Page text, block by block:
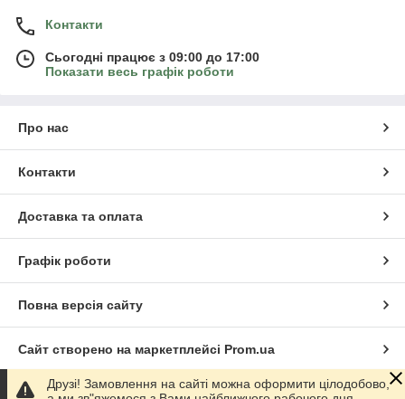
Контакти
Сьогодні працює з 09:00 до 17:00
Показати весь графік роботи
Про нас
Контакти
Доставка та оплата
Графік роботи
Повна версія сайту
Сайт створено на маркетплейсі Prom.ua
Політика конфіденційності
Друзі! Замовлення на сайті можна оформити цілодобово,